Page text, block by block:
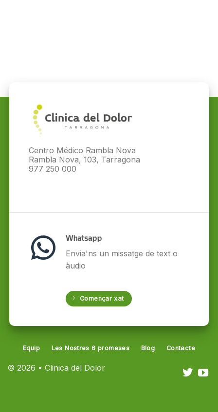
Centro Médico Rambla Nova
Rambla Nova, 103, Tarragona
977 250 000
Whatsapp
Envia'ns un missatge de text o
àudio
Començar xat
© 2026 • Clinica del Dolor
Equip Les Nostres 6 promeses Blog Contacte